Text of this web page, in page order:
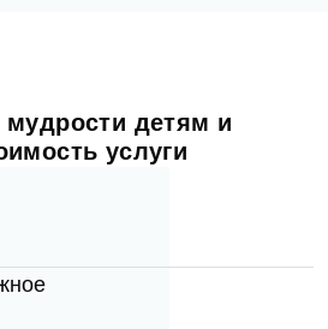
мудрости детям и
услуги